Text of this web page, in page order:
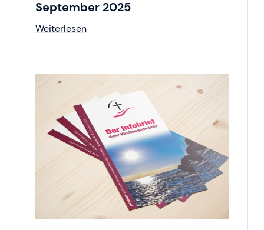
September 2025
Weiterlesen